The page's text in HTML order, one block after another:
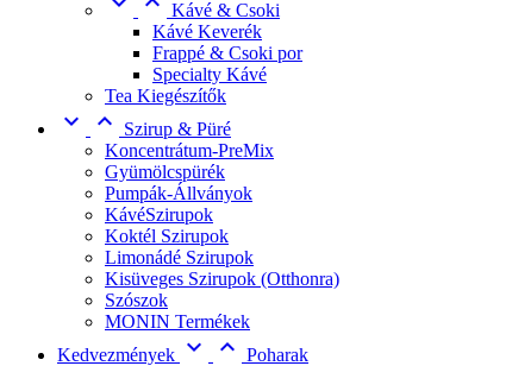
Kávé & Csoki
Kávé Keverék
Frappé & Csoki por
Specialty Kávé
Tea Kiegészítők
 
Szirup & Püré
Koncentrátum-PreMix
Gyümölcspürék
Pumpák-Állványok
KávéSzirupok
Koktél Szirupok
Limonádé Szirupok
Kisüveges Szirupok (Otthonra)
Szószok
MONIN Termékek
Kedvezmények   Poharak